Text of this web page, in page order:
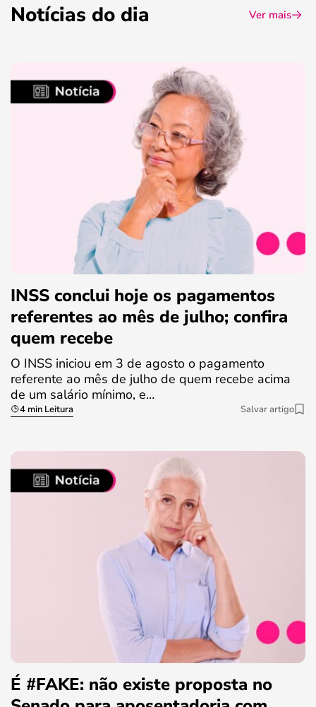
Notícias do dia Ver mais
INSS conclui hoje os pagamentos
referentes ao mês de julho; confira
quem recebe
O INSS iniciou em 3 de agosto o pagamento
referente ao mês de julho de quem recebe acima
de um salário mínimo, e…
4 min Leitura Salvar artigo
É #FAKE: não existe proposta no